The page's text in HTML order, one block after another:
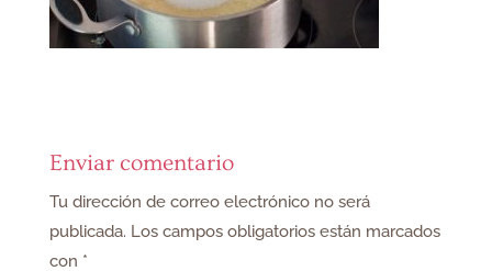
Enviar comentario
Tu dirección de correo electrónico no será
publicada. Los campos obligatorios están marcados
con *